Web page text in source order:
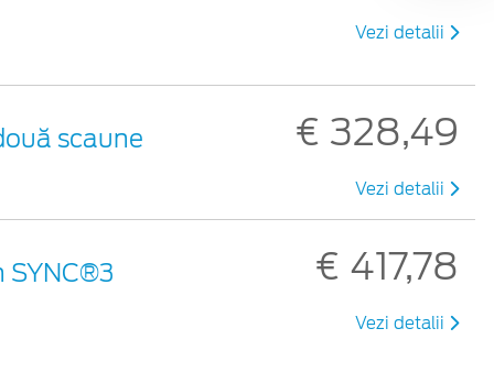
Vezi detalii
scaune € 328,49
Vezi detalii
SYNC®3
€ 417,78
Vezi detalii